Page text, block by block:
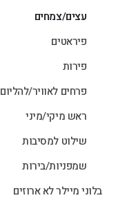
עצים/צמחים
פיראטים
פירות
פרחים לאוויר/להליום
ראש מיקי/מיני
שילוט למסיבות
שמפניות/בירות
בלוני מיילר לא ארוזים